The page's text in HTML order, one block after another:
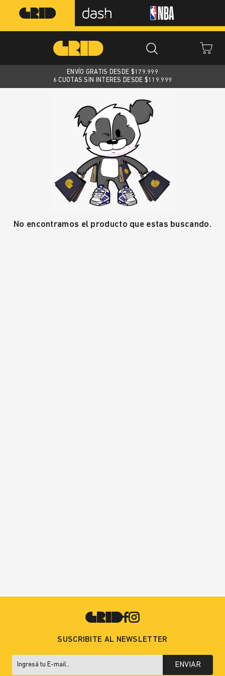
ENVÍO GRATIS DESDE $179.999
6 CUOTAS SIN INTERES DESDE $119.999
No encontramos el producto que estas buscando.
SUSCRIBITE AL NEWSLETTER
ENVIAR